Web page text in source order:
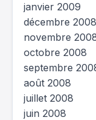
janvier 2009
décembre 2008
novembre
octobre 2008
septembre
août 2008
juillet 2008
juin 2008